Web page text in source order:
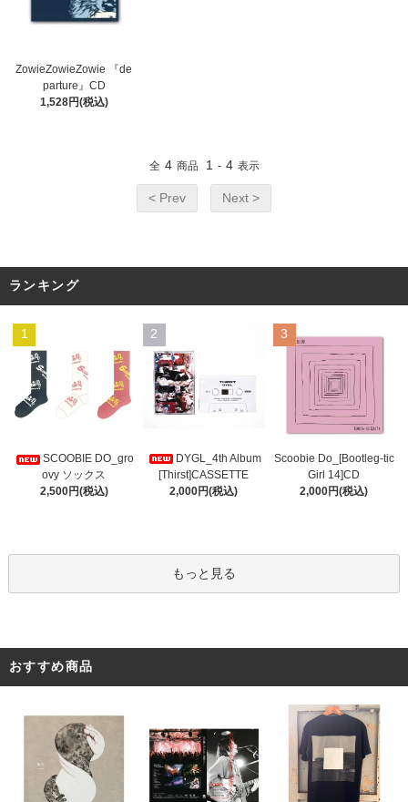
ZowieZowieZowie 『de
parture』CD
1,528円(税込)
全 4 商品 1 - 4 表示
< Prev Next >
ランキング
1
SCOOBIE DO_gro
ovy ソックス
2,500円(税込)
2
DYGL_4th Album
[Thirst]CASSETTE
2,000円(税込)
3
Scoobie Do_[Bootleg-tic
Girl 14]CD
2,000円(税込)
もっと見る
おすすめ商品